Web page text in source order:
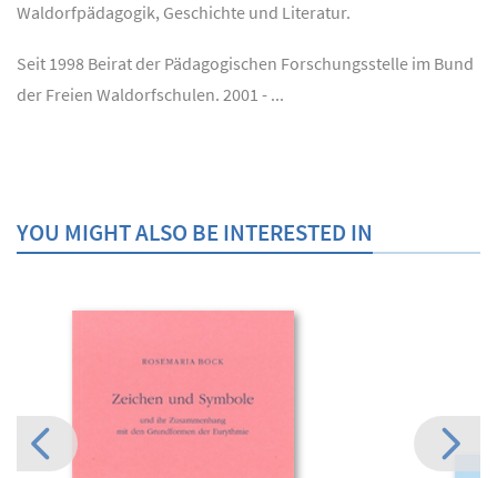
Waldorfpädagogik, Geschichte und Literatur.
Seit 1998 Beirat der Pädagogischen Forschungsstelle im Bund
der Freien Waldorfschulen. 2001 - ...
YOU MIGHT ALSO BE INTERESTED IN